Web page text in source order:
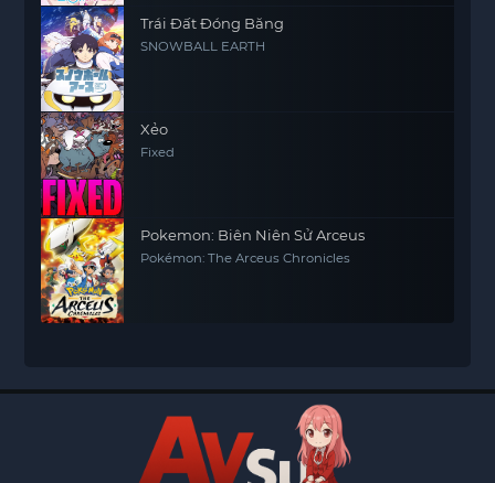
Trái Đất Đóng Băng
SNOWBALL EARTH
Xẻo
Fixed
Pokemon: Biên Niên Sử Arceus
Pokémon: The Arceus Chronicles